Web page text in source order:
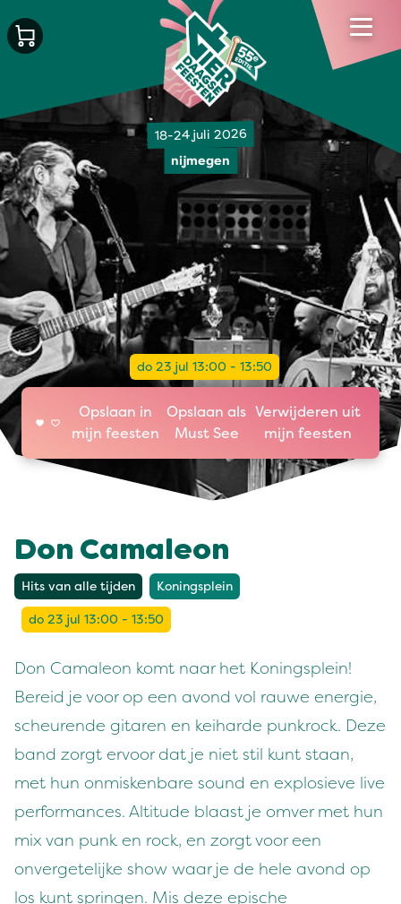
18-24 juli 2026
nijmegen
do 23 jul 13:00 - 13:50
Opslaan in
mijn feesten
Opslaan als
Must See
Verwijderen uit
mijn feesten
Don Camaleon
Hits van alle tijden Koningsplein
do 23 jul 13:00 - 13:50
Don Camaleon komt naar het Koningsplein!
Bereid je voor op een avond vol rauwe energie,
scheurende gitaren en keiharde punkrock. Deze
band zorgt ervoor dat je niet stil kunt staan,
met hun onmiskenbare sound en explosieve live
performances. Altitude blaast je omver met hun
mix van punk en rock, en zorgt voor een
onvergetelijke show waar je de hele avond op
los kunt springen. Mis deze epische